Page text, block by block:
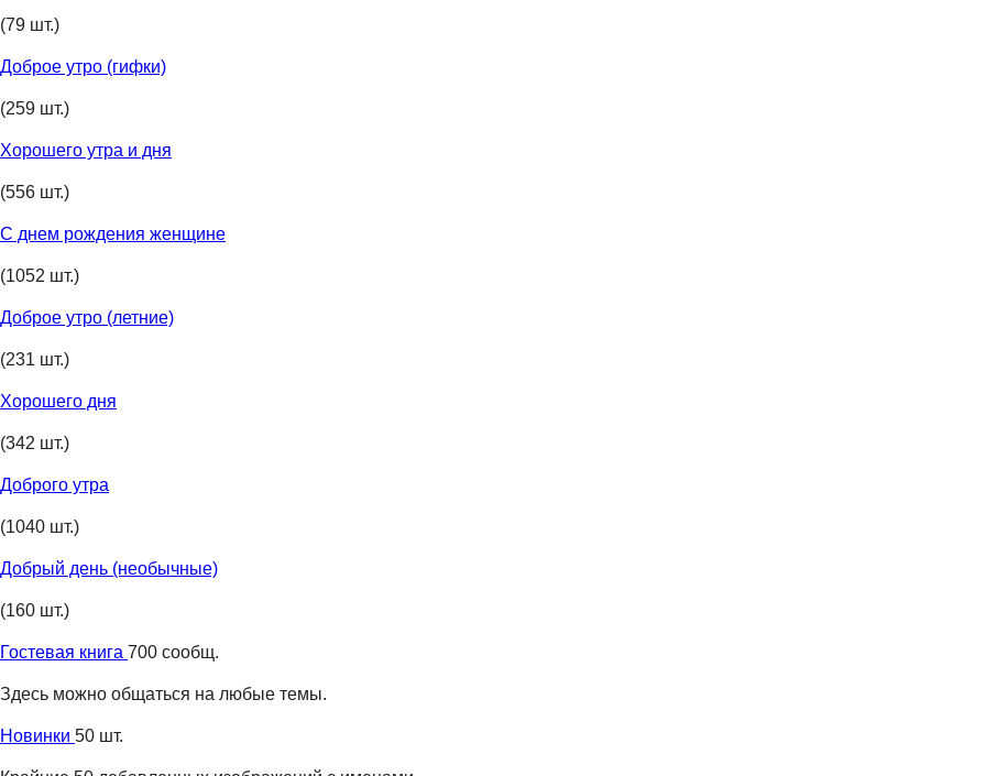
(79 шт.)
Доброе утро (гифки)
(259 шт.)
Хорошего утра и дня
(556 шт.)
С днем рождения женщине
(1052 шт.)
Доброе утро (летние)
(231 шт.)
Хорошего дня
(342 шт.)
Доброго утра
(1040 шт.)
Добрый день (необычные)
(160 шт.)
Гостевая книга 700 сообщ.
Здесь можно общаться на любые темы.
Новинки 50 шт.